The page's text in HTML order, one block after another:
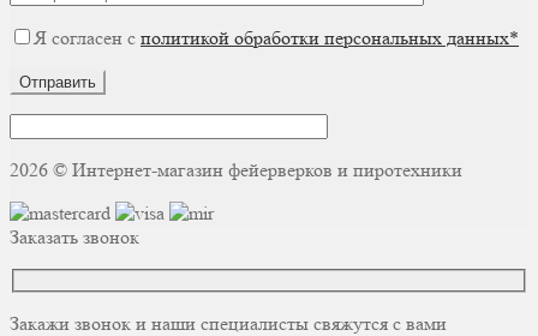
Я согласен с политикой обработки персональных данных*
Отправить
2026 © Интернет-магазин фейерверков и пиротехники
Заказать звонок
Закажи звонок и наши специалисты свяжутся с вами